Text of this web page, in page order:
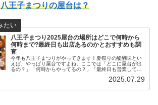
八王子まつりの屋台は？
八王子まつり2025屋台の場所はどこで何時から
何時まで?最終日も出店あるのかとおすすめも調
査
今年も八王子まつりがやってきます！夏祭りの醍醐味とい
えば、やっぱり屋台ですよね。ここでは「どこに屋台が出
るの？」「何時からやってるの？」「最終日も営業して
2025.07.29